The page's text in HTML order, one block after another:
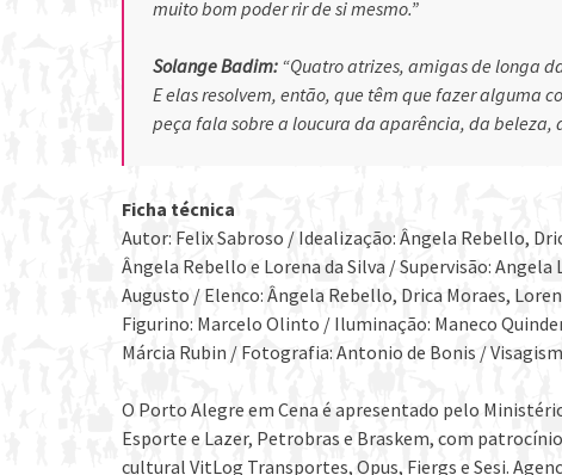
muito bom poder rir de si mesmo.”
Solange Badim: “Quatro atrizes, amigas de longa
E elas resolvem, então, que têm que fazer alguma
peça fala sobre a loucura da aparência, da beleza,
Ficha técnica
Autor: Felix Sabroso / Idealização: Ângela Rebello,
Ângela Rebello e Lorena da Silva / Supervisão:
Augusto / Elenco: Ângela Rebello, Drica Moraes,
Figurino: Marcelo Olinto / Iluminação: Maneco
Márcia Rubin / Fotografia: Antonio de Bonis /
O Porto Alegre em Cena é apresentado pelo
Esporte e Lazer, Petrobras e Braskem, com
cultural VitLog Transportes, Opus, Fiergs e Sesi.